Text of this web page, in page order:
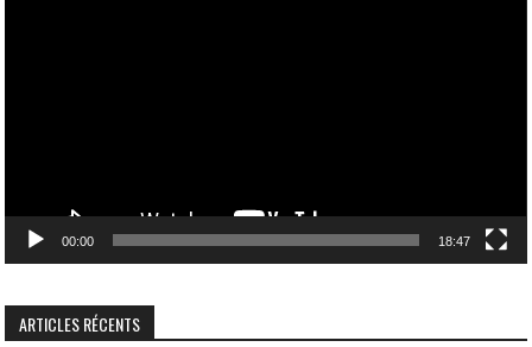
00:00 18:47
ARTICLES RÉCENTS